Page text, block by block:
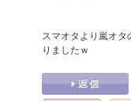
スマオタより嵐オ
りましたｗ